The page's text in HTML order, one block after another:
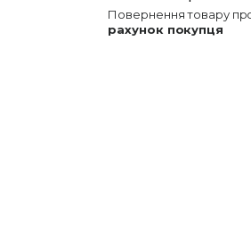
повернення товару
рахунок покупця